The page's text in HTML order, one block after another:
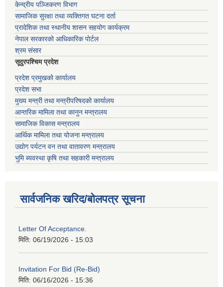
केन्द्रीय पञ्जिकरण विभाग
सामाजिक सुरक्षा तथा व्यक्तिगत घटना दर्ता
प्रादेशिक तथा स्थानीय शासन सहयोग कार्यक्रम
नेपाल सरकारको आधिकारिक पोर्टल
श्रम संसार
सूदुरपश्चिम प्रदेश
प्रदेश प्रमुखको कार्यालय
प्रदेश सभा
मुख्य मन्त्री तथा मन्त्रीपरिषदको कार्यालय
आन्तरिक मामिला तथा कानुन मन्त्रालय
सामाजिक विकास मन्त्रालय
आर्थिक मामिला तथा योजना मन्त्रालय
उद्योग पर्यटन वन तथा वातावरण मन्त्रालय
भुमि ब्यवस्था कृषि तथा सहकारी मन्त्रालय
सार्वजनिक खरिद/बोलपत्र सूचना
Letter Of Acceptance.
मिति: 06/19/2026 - 15:03
Invitation For Bid (Re-Bid)
मिति: 06/16/2026 - 15:36